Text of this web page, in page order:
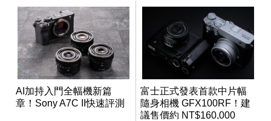
AI加持入門全幅機新篇
章！Sony A7C II快速評測
富士正式發表首款中片幅
隨身相機 GFX100RF！建
議售價約 NT$160,000